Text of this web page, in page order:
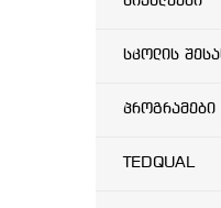
სკოლის
პროგრამები
TEDQUAL